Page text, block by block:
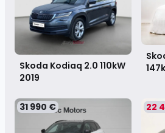
Skoda Kodiaq 2.0 110kW
2019
31 990 € 22